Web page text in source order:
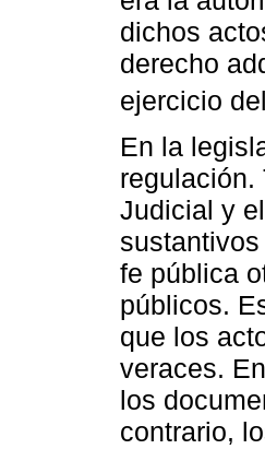
dichos
derecho
ejercicio
En la
regulación.
Judicial y
fe pública
públicos.
que los
veraces.
los
contrario,